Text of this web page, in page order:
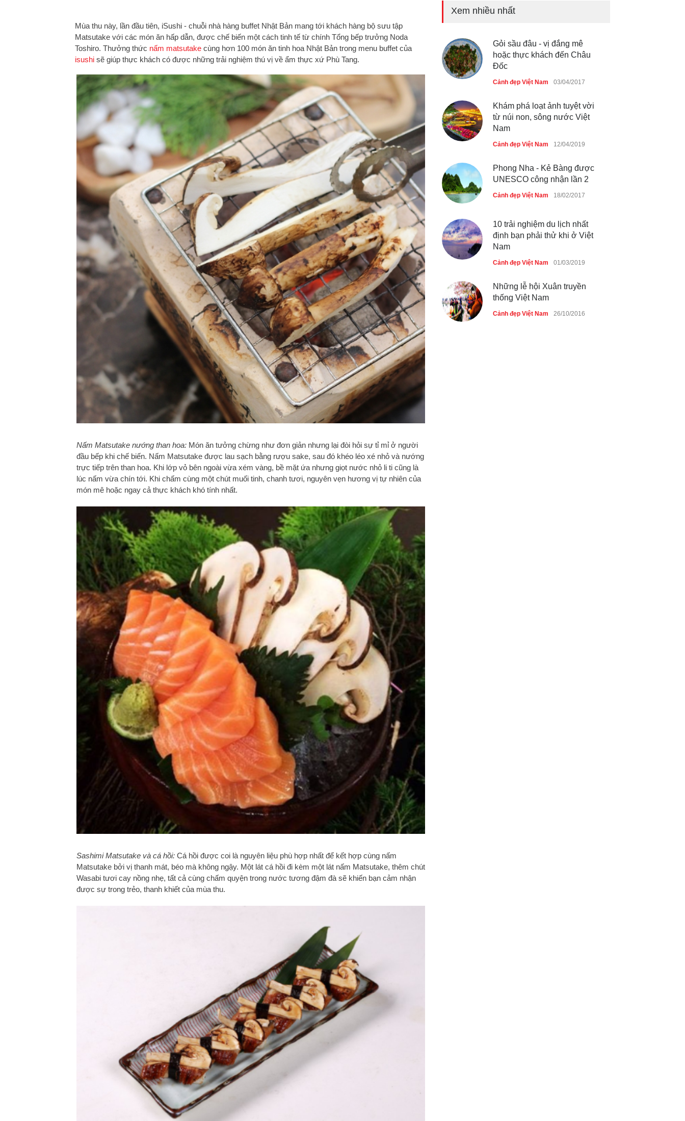
Mùa thu này, lần đầu tiên, iSushi - chuỗi nhà hàng buffet Nhật Bản mang tới khách hàng bộ sưu tập
Matsutake với các món ăn hấp dẫn, được chế biến một cách tinh tế từ chính Tổng bếp trưởng Noda
Toshiro. Thưởng thức nấm matsutake cùng hơn 100 món ăn tinh hoa Nhật Bản trong menu buffet của
isushi sẽ giúp thực khách có được những trải nghiệm thú vị về ẩm thực xứ Phù Tang.
Nấm Matsutake nướng than hoa: Món ăn tưởng chừng như đơn giản nhưng lại đòi hỏi sự tỉ mỉ ở người
đầu bếp khi chế biến. Nấm Matsutake được lau sạch bằng rượu sake, sau đó khéo léo xé nhỏ và nướng
trực tiếp trên than hoa. Khi lớp vỏ bên ngoài vừa xém vàng, bề mặt ứa nhưng giọt nước nhỏ li ti cũng là
lúc nấm vừa chín tới. Khi chấm cùng một chút muối tinh, chanh tươi, nguyên vẹn hương vị tự nhiên của
món mê hoặc ngay cả thực khách khó tính nhất.
Sashimi Matsutake và cá hồi: Cá hồi được coi là nguyên liệu phù hợp nhất để kết hợp cùng nấm
Matsutake bởi vị thanh mát, béo mà không ngậy. Một lát cá hồi đi kèm một lát nấm Matsutake, thêm chút
Wasabi tươi cay nồng nhẹ, tất cả cùng chấm quyện trong nước tương đậm đà sẽ khiến bạn cảm nhận
được sự trong trẻo, thanh khiết của mùa thu.
Cảnh đẹp Việt Nam
dã ở Sài Gòn
Cảnh đẹp Việt Nam 25/04/2020
Xem nhiều nhất
Gỏi sầu đâu - vị đắng mê
hoặc thực khách đến Châu
Đốc
Cảnh đẹp Việt Nam 03/04/2017
Khám phá loạt ảnh tuyệt vời
từ núi non, sông nước Việt
Nam
Cảnh đẹp Việt Nam 12/04/2019
Phong Nha - Kẻ Bàng được
UNESCO công nhận lần 2
Cảnh đẹp Việt Nam 18/02/2017
10 trải nghiệm du lịch nhất
định bạn phải thử khi ở Việt
Nam
Cảnh đẹp Việt Nam 01/03/2019
Những lễ hội Xuân truyền
thống Việt Nam
Cảnh đẹp Việt Nam 26/10/2016